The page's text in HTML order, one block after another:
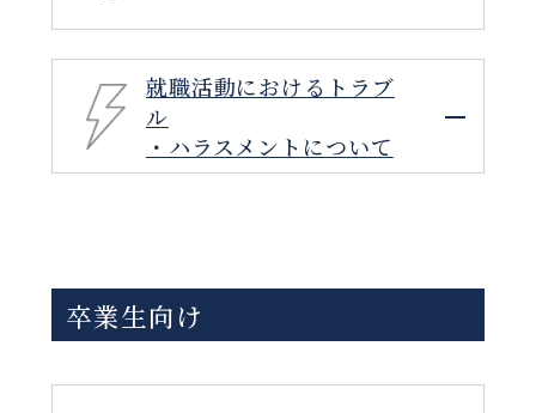
就職活動におけるトラブ
ル
・ハラスメントについて
卒業生向け